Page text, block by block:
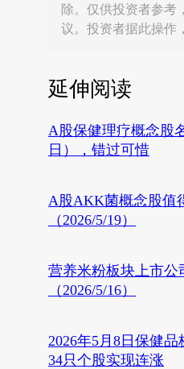
除。仅供投资者参考
议。投资者据此操作
延伸阅读
A股保健理疗概念股
日），错过可惜
A股AKK菌概念股值
（2026/5/19）
营养米粉板块上市公
（2026/5/16）
2026年5月8日保健
34只个股实现连涨